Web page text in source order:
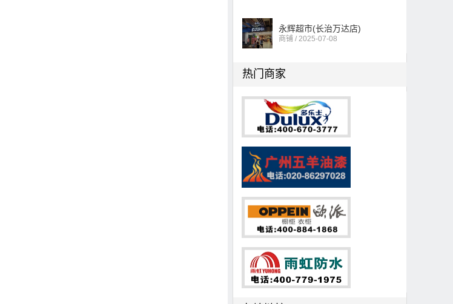
永辉超市(长治万达店)
商铺 / 2025-07-08
热门商家